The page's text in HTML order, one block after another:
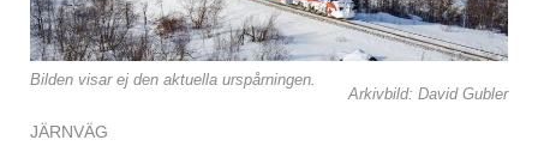
Bilden visar ej den aktuella urspårningen.
Arkivbild: David Gubler
JÄRNVÄG